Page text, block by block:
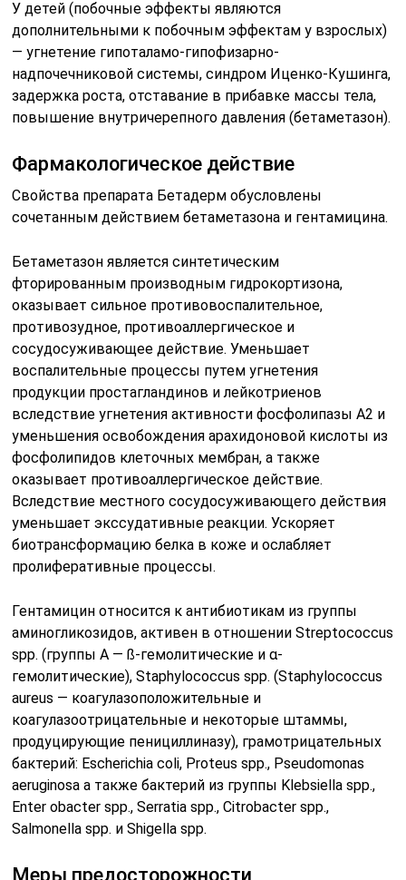
У детей (побочные эффекты являются
дополнительными к побочным эффектам у взрослых)
— угнетение гипоталамо-гипофизарно-
надпочечниковой системы, синдром Иценко-Кушинга,
задержка роста, отставание в прибавке массы тела,
повышение внутричерепного давления (бетаметазон).
Фармакологическое действие
Свойства препарата Бетадерм обусловлены
сочетанным действием бетаметазона и гентамицина.
Бетаметазон является синтетическим
фторированным производным гидрокортизона,
оказывает сильное противовоспалительное,
противозудное, противоаллергическое и
сосудосуживающее действие. Уменьшает
воспалительные процессы путем угнетения
продукции простагландинов и лейкотриенов
вследствие угнетения активности фосфолипазы А2 и
уменьшения освобождения арахидоновой кислоты из
фосфолипидов клеточных мембран, а также
оказывает противоаллергическое действие.
Вследствие местного сосудосуживающего действия
уменьшает экссудативные реакции. Ускоряет
биотрансформацию белка в коже и ослабляет
пролиферативные процессы.
Гентамицин относится к антибиотикам из группы
аминогликозидов, активен в отношении Streptococcus
spp. (группы А — ß-гемолитические и α-
гемолитические), Staphylococcus spp. (Staphylococcus
aureus — коагулазоположительные и
коагулазоотрицательные и некоторые штаммы,
продуцирующие пенициллиназу), грамотрицательных
бактерий: Escherichia coli, Proteus spp., Pseudomonas
aeruginosa а также бактерий из группы Klebsiella spp.,
Enter obacter spp., Serratia spp., Citrobacter spp.,
Salmonella spp. и Shigella spp.
Меры предосторожности